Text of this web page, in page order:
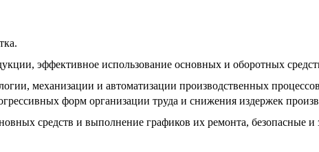
эффективное использование основных и оборотных
механизации и автоматизации производственных
форм организации труда и снижения издержек
средств и выполнение графиков их ремонта, безопасные и